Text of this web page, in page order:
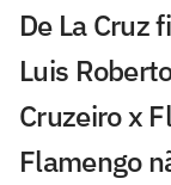
De La Cruz
Luis
Cruzeiro x
Flamengo